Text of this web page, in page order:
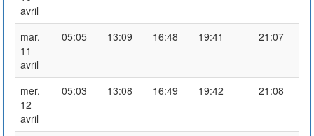
avril
mar.
11
avril
05:05 13:09 16:48 19:41 21:07
mer.
12
avril
05:03 13:08 16:49 19:42 21:08